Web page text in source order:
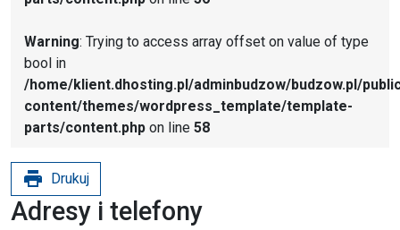
Warning: Trying to access array offset on value of type
bool in
/home/klient.dhosting.pl/adminbudzow/budzow.pl/
content/themes/wordpress_template/template-
parts/content.php on line 58
print Drukuj
Adresy i telefony